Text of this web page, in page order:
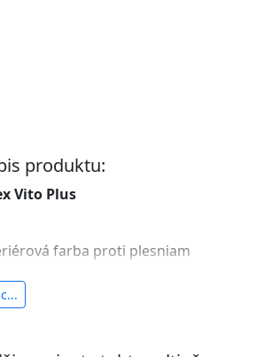
produktu:
Vito Plus
farba proti plesniam
antibakteriálna a umývateľná